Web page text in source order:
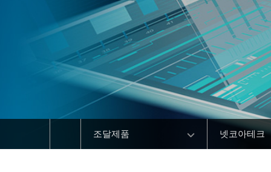
조달제품 넷코아테크